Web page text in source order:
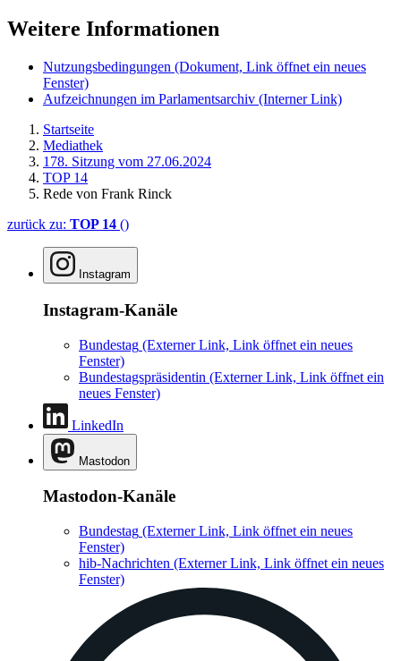
Weitere Informationen
Nutzungsbedingungen (Dokument, Link öffnet ein neues
Fenster)
Aufzeichnungen im Parlamentsarchiv (Interner Link)
Startseite
Mediathek
178. Sitzung vom 27.06.2024
TOP 14
Rede von Frank Rinck
zurück zu: TOP 14 ()
Instagram
Instagram-Kanäle
Bundestag (Externer Link, Link öffnet ein neues
Fenster)
Bundestagspräsidentin (Externer Link, Link öffnet ein
neues Fenster)
LinkedIn
Mastodon
Mastodon-Kanäle
Bundestag (Externer Link, Link öffnet ein neues
Fenster)
hib-Nachrichten (Externer Link, Link öffnet ein neues
Fenster)